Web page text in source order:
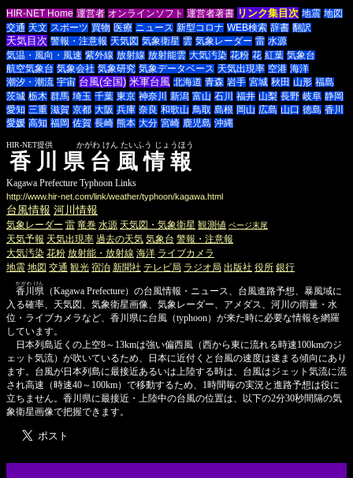
HIR-NET Home 運営者 オンラインソフト 運営者著書 リンク集目次 地震 地図
交通 天文 スポーツ 買物 医療 ニュース 新型コロナ WEB検索 辞書 翻訳
天気目次 警報・注意報 天気図 気象衛星 雲 気象レーダー 雷 水源
気温・風向・風速 紫外線 放射線 放射能雲 大気汚染 花粉 花 紅葉 気象台
航空気象台 気象会社 気象研究 気象データベース 天気出現率 空港 海洋
潮汐・潮流 宇宙 台風(全国) 米軍台風 北海道 青森 岩手 宮城 秋田 山形 福島
茨城 栃木 群馬 埼玉 千葉 東京 神奈川 新潟 富山 石川 福井 山梨 長野 岐阜 静岡
愛知 三重 滋賀 京都 大阪 兵庫 奈良 和歌山 鳥取 島根 岡山 広島 山口 徳島 香川
愛媛 高知 福岡 佐賀 長崎 熊本 大分 宮崎 鹿児島 沖縄
香川県台風情報
HIR-NET提供 かがわ けん たいふう じょうほう
Kagawa Prefecture Typhoon Links
http://www.hir-net.com/link/weather/typhoon/kagawa.html
台風情報 河川情報
気象レーダー 雷 竜巻 水源 天気図・気象衛星 観測値 ページ末尾
天気予報 天気出現率 過去の天気 気象台 警報・注意報
大気汚染 花粉 放射能・放射線 海洋 ライブカメラ
地震 地図 交通 観光 宿泊 新聞社 テレビ局 ラジオ局 出版社 役所 銀行
香川県
かがわ けん
（Kagawa Prefecture）の台風情報・ニュース、台風進路予想、暴風域に
入る確率、天気図、気象衛星画像、気象レーダー、アメダス、河川の雨量・水
位・ライブカメラなど、香川県に台風（typhoon）が来た時に必要な情報を網羅
しています。
日本列島近くの上空8～13kmは強い偏西風（西から東に流れる時速100kmのジ
ェット気流）が吹いているため、日本に近付くと台風の速度は速まる傾向にあり
ます。台風が日本列島に最接近あるいは上陸する時は、台風はジェット気流に流
され高速（時速40～100km）で移動するため、1時間毎の実況と進路予想は役に
立ちません。香川県に最接近・上陸中の台風の位置は、以下の2分30秒間隔の気
象衛星画像で把握できます。